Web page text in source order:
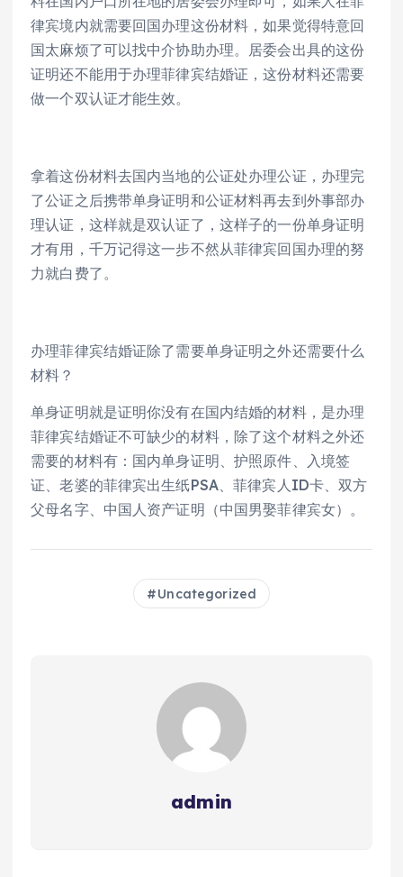
律宾境内就需要回国办理这份材料，如果觉得特意回
国太麻烦了可以找中介协助办理。居委会出具的这份
证明还不能用于办理菲律宾结婚证，这份材料还需要
做一个双认证才能生效。
拿着这份材料去国内当地的公证处办理公证，办理完
了公证之后携带单身证明和公证材料再去到外事部办
理认证，这样就是双认证了，这样子的一份单身证明
才有用，千万记得这一步不然从菲律宾回国办理的努
力就白费了。
办理菲律宾结婚证除了需要单身证明之外还需要什么
材料？
单身证明就是证明你没有在国内结婚的材料，是办理
菲律宾结婚证不可缺少的材料，除了这个材料之外还
需要的材料有：国内单身证明、护照原件、入境签
证、老婆的菲律宾出生纸PSA、菲律宾人ID卡、双方
父母名字、中国人资产证明（中国男娶菲律宾女）。
Uncategorized
admin